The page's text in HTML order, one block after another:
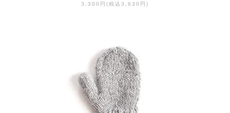
3,300円(税込3,630円)